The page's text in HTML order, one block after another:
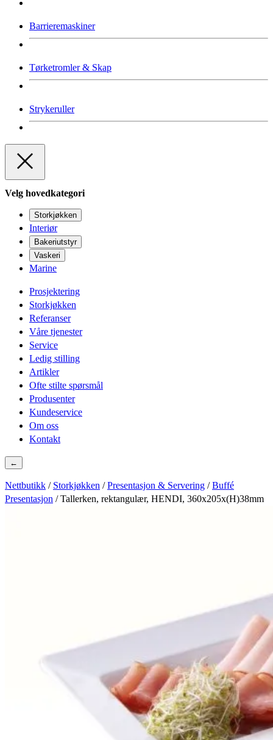
Barrieremaskiner
Tørketromler & Skap
Strykeruller
Velg hovedkategori
Storkjøkken
Interiør
Bakeriutstyr
Vaskeri
Marine
Prosjektering
Storkjøkken
Referanser
Våre tjenester
Service
Ledig stilling
Artikler
Ofte stilte spørsmål
Produsenter
Kundeservice
Om oss
Kontakt
←
Nettbutikk / Storkjøkken /Presentasjon & Servering /Buffé
Presentasjon / Tallerken, rektangulær, HENDI, 360x205x(H)38mm